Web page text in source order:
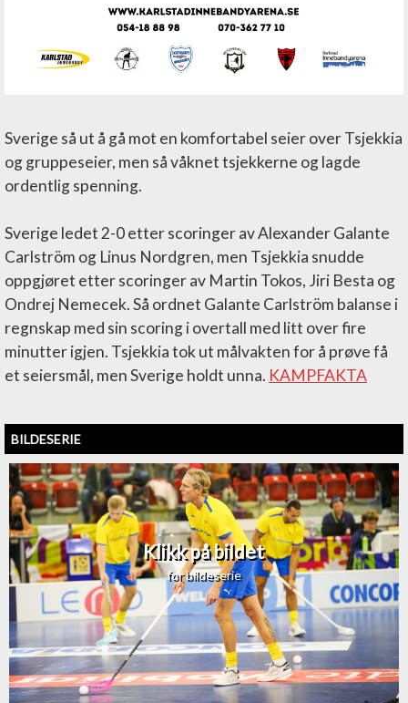
Sverige så ut å gå mot en komfortabel seier over Tsjekkia
og gruppeseier, men så våknet tsjekkerne og lagde
ordentlig spenning.
Sverige ledet 2-0 etter scoringer av Alexander Galante
Carlström og Linus Nordgren, men Tsjekkia snudde
oppgjøret etter scoringer av Martin Tokos, Jiri Besta og
Ondrej Nemecek. Så ordnet Galante Carlström balanse i
regnskap med sin scoring i overtall med litt over fire
minutter igjen. Tsjekkia tok ut målvakten for å prøve få
et seiersmål, men Sverige holdt unna. KAMPFAKTA
BILDESERIE
Klikk på bildet
for bildeserie